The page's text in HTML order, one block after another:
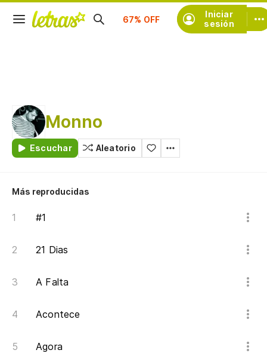
Iniciar
sesión
Suscríbete
Monno
Escuchar Aleatorio
Más reproducidas
#1
21 Dias
A Falta
Acontece
Agora